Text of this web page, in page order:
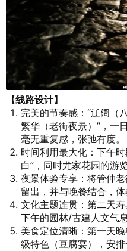
【线路设计】
完美的节奏感：“辽阔
繁华（老街夜景）”，一
毫无重复感，张弛有度。
时间利用最大化：下午
白”，同时尤家花园的游
夜景体验专享：将管仲
留出，并与晚餐结合，体
文化主题连贯：第二天
下午的园林/古建人文气
美食定位清晰：第一天
级特色（豆腐宴），安排